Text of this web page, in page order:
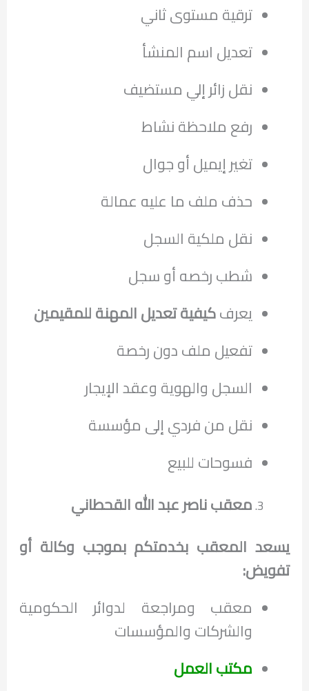
ترقية مستوى ثاني
تعديل اسم المنشأ
نقل زائر إلي مستضيف
رفع ملاحظة نشاط
تغير إيميل أو جوال
حذف ملف ما عليه عمالة
نقل ملكية السجل
شطب رخصه أو سجل
يعرفكيفية تعديل المهنة للمقيمين
تفعيل ملف دون رخصة
السجل والهوية وعقد الإيجار
نقل من فردي إلى مؤسسة
فسوحات للبيع
معقب ناصر عبد الله القحطاني
يسعد المعقب بخدمتكم بموجب وكالة أو
تفويض:
معقب ومراجعة لدوائر الحكومية
والشركات والمؤسسات
مكتب العمل